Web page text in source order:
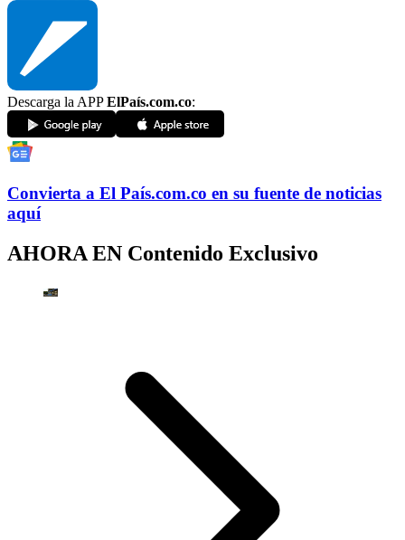
Descarga la APPElPaís.com.co:
Convierta a El País.com.co en su fuente de noticias
aquí
AHORA EN Contenido Exclusivo